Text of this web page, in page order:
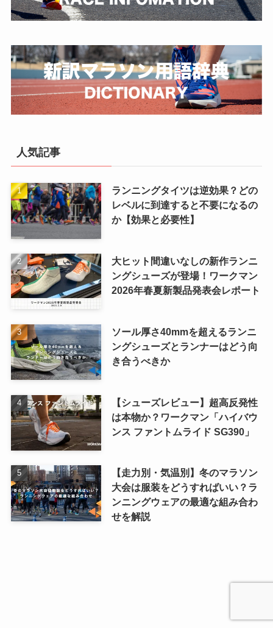
人気記事
ランニングタイツは逆効果？どの
レベルに到達すると不要になるの
か【効果と必要性】
大ヒット間違いなしの新作ランニ
ングシューズが登場！ワークマン
2026年春夏新製品発表会レポート
ソール厚さ40mmを超えるランニ
ングシューズとランナーはどう向
き合うべきか
【シューズレビュー】超高反発性
は本物か？ワークマン「ハイバウ
ンス ファントムライド SG390」
【走力別・気温別】冬のマラソン
大会は服装をどうすればいい？ラ
ンニングウェアの最適な組み合わ
せを解説